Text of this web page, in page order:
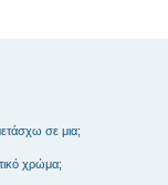
σε μια;
χρώμα;